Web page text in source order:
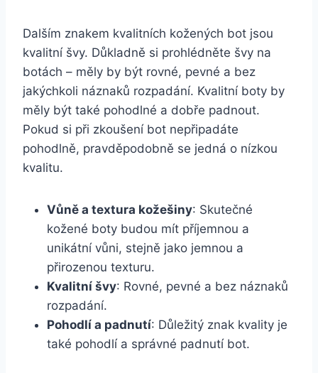
Dalším znakem ‍kvalitních kožených bot jsou
kvalitní švy. Důkladně si prohlédněte švy na
botách – ⁢měly‍ by být rovné, pevné a bez
jakýchkoli ‍náznaků rozpadání. Kvalitní boty by
měly být ​také pohodlné a dobře padnout.
Pokud‌ si při zkoušení bot nepřipadáte
pohodlně, pravděpodobně se jedná o nízkou
kvalitu.
Vůně a textura kožešiny: Skutečné
kožené boty budou⁤ mít příjemnou a
unikátní vůni, stejně ‌jako jemnou‌ a
přirozenou⁤ texturu.
Kvalitní ⁣švy: ‌Rovné, pevné⁢ a ⁢bez ‌náznaků
rozpadání.
Pohodlí a ⁤padnutí: Důležitý znak⁤ kvality‍ je​
také pohodlí a správné padnutí ‍bot.